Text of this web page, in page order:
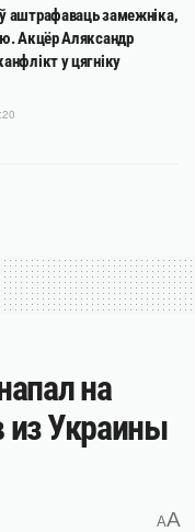
аштрафаваць замежніка,
Акцёр Аляксандр
у цягніку
на
из Украины
AA